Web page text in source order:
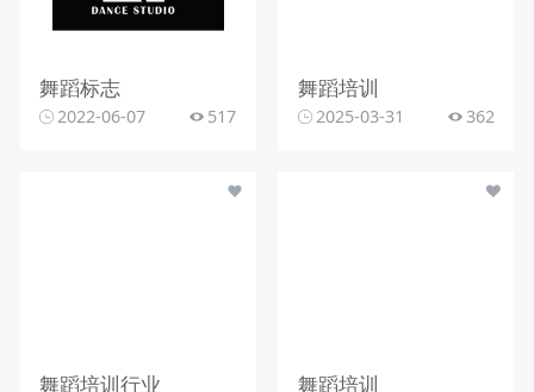
舞蹈标志
2022-06-07 517
舞蹈培训
2025-03-31 362
舞蹈培训行业 舞蹈培训